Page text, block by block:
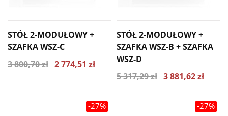
STÓŁ 2-MODUŁOWY +
SZAFKA WSZ-C
3 800,70 zł 2 774,51 zł
STÓŁ 2-MODUŁOWY +
SZAFKA WSZ-B + SZAFKA
WSZ-D
5 317,29 zł 3 881,62 zł
-27% -27%